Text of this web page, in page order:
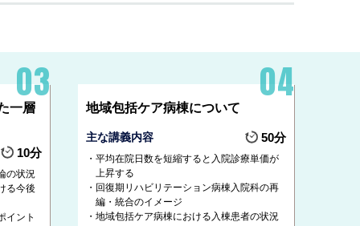
一層
10分
の状況
る今後
イント
地域包括ケア病棟について
主な講義内容 50分
平均在院日数を短縮すると入院診療単価が
上昇する
回復期リハビリテーション病棟入院科の再
編・統合のイメージ
地域包括ケア病棟における入棟患者の状況